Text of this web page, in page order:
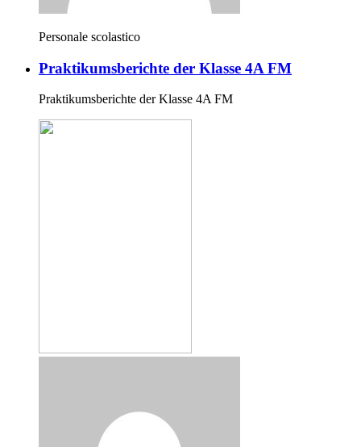
Personale scolastico
Praktikumsberichte der Klasse 4A FM
Praktikumsberichte der Klasse 4A FM